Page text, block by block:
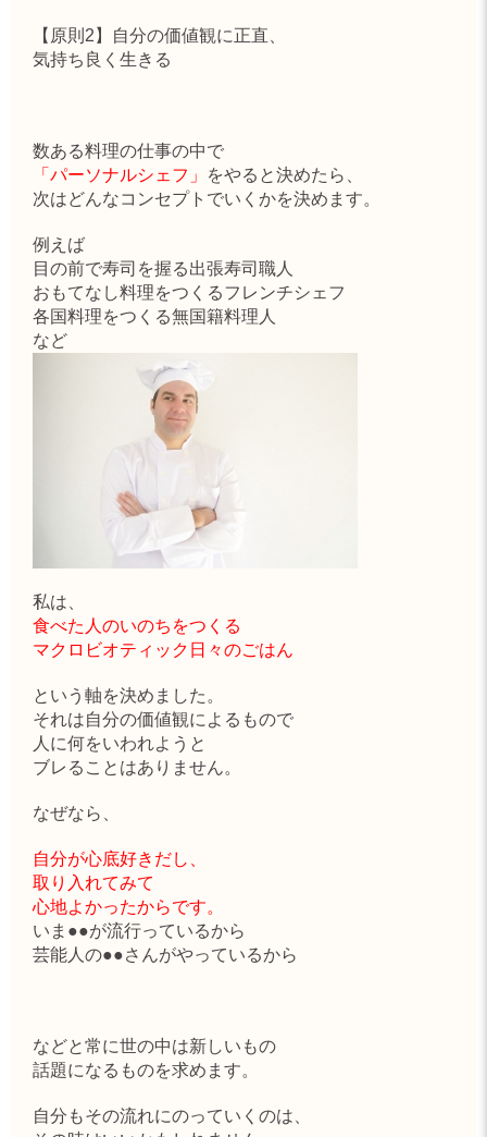
【原則2】自分の価値観に正直、
気持ち良く生きる
数ある料理の仕事の中で
「パーソナルシェフ」
をやると決めたら、
次はどんなコンセプトでいくかを決めます。
例えば
目の前で寿司を握る出張寿司職人
おもてなし料理をつくるフレンチシェフ
各国料理をつくる無国籍料理人
など
私は、
食べた人のいのちをつくる
マクロビオティック日々のごはん
という軸を決めました。
それは自分の価値観によるもので
人に何をいわれようと
ブレることはありません。
なぜなら、
自分が心底好きだし、
取り入れてみて
心地よかったからです。
いま●●が流行っているから
芸能人の●●さんがやっているから
などと常に世の中は新しいもの
話題になるものを求めます。
自分もその流れにのっていくのは、